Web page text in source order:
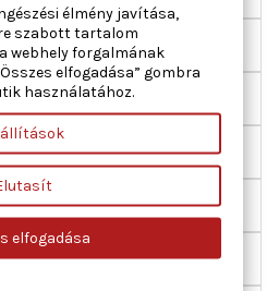
élmény javítása,
szabott tartalom
webhely forgalmának
elfogadása” gombra
használatához.
elfogadása